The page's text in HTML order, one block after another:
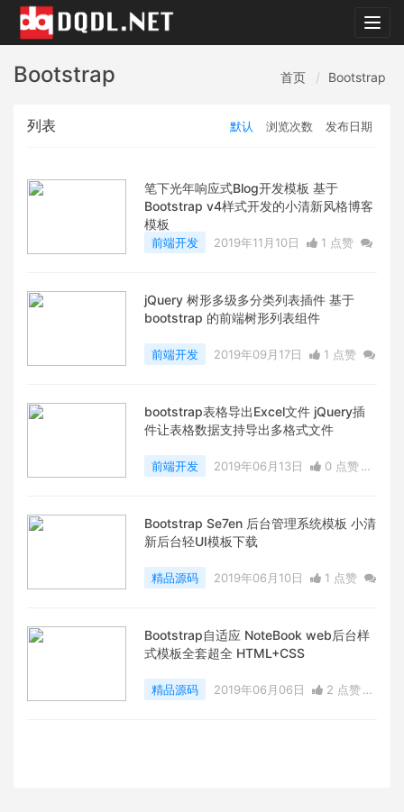
Bootstrap 首页 Bootstrap
列表 默认 浏览次数 发布日期
笔下光年响应式Blog开发模板 基于
Bootstrap v4样式开发的小清新风格博客
模板
前端开发 2019年11月10日
1 点赞
jQuery 树形多级多分类列表插件 基于
bootstrap 的前端树形列表组件
前端开发 2019年09月17日
1 点赞
bootstrap表格导出Excel文件 jQuery插
件让表格数据支持导出多格式文件
前端开发 2019年06月13日
0 点赞
Bootstrap Se7en 后台管理系统模板 小清
新后台轻UI模板下载
精品源码 2019年06月10日
1 点赞
Bootstrap自适应 NoteBook web后台样
式模板全套超全 HTML+CSS
精品源码 2019年06月06日
2 点赞